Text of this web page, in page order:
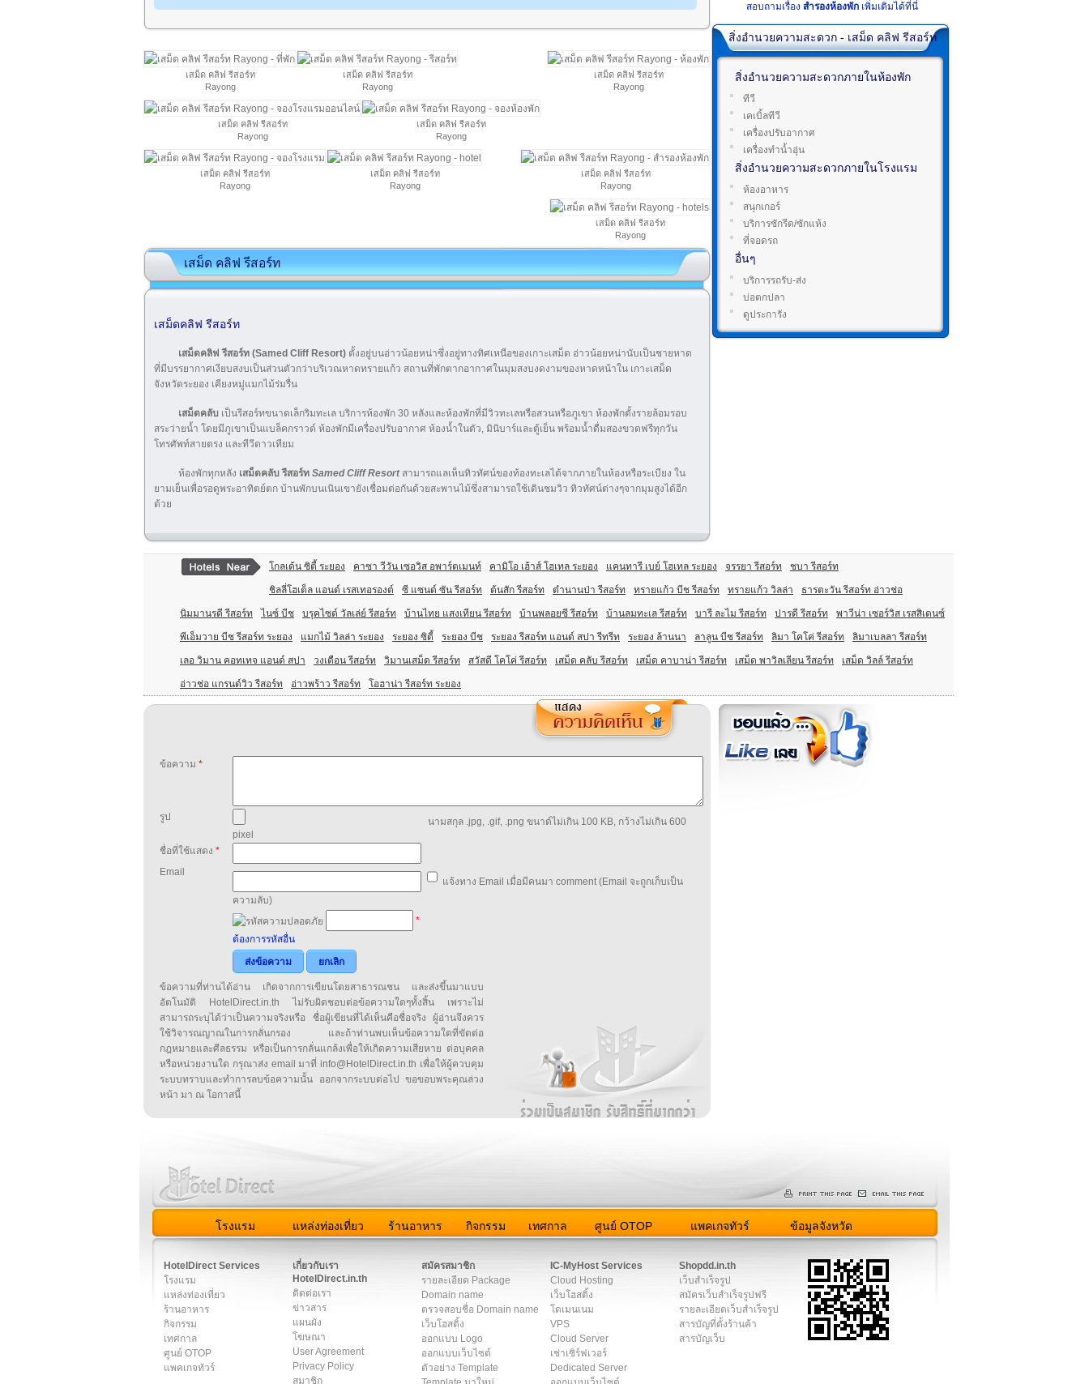
เสม็ด คลิฟ รีสอร์ท
Rayong
เสม็ด คลิฟ รีสอร์ท
Rayong
เสม็ด คลิฟ รีสอร์ท
Rayong
เสม็ด คลิฟ รีสอร์ท
Rayong
เสม็ด คลิฟ รีสอร์ท
Rayong
เสม็ด คลิฟ รีสอร์ท
Rayong
เสม็ด คลิฟ รีสอร์ท
Rayong
เสม็ด คลิฟ รีสอร์ท
Rayong
เสม็ด คลิฟ รีสอร์ท
Rayong
เสม็ด คลิฟ รีสอร์ท
เสม็ดคลิฟ รีสอร์ท
เสม็ดคลิฟ รีสอร์ท (Samed Cliff Resort) ตั้งอยู่บนอ่าวน้อยหน่าซึ่งอยู่ทางทิศเหนือของเกาะเสม็ด อ่าวน้อยหน่านับเป็นชายหาด
ที่มีบรรยากาศเงียบสงบเป็นส่วนตัวกว่าบริเวณหาดทรายแก้ว สถานที่พักตากอากาศในมุมสงบงดงามของหาดหน้าใน เกาะเสม็ด
จังหวัดระยอง เคียงหมู่แมกไม้ร่มรื่น
เสม็ดคลับ เป็นรีสอร์ทขนาดเล็กริมทะเล บริการห้องพัก 30 หลังและห้องพักที่มีวิวทะเลหรือสวนหรือภูเขา ห้องพักตั้งรายล้อมรอบ
สระว่ายน้ำ โดยมีภูเขาเป็นแบล็คกราวด์ ห้องพักมีเครื่องปรับอากาศ ห้องน้ำในตัว, มินิบาร์และตู้เย็น พร้อมน้ำดื่มสองขวดฟรีทุกวัน
โทรศัพท์สายตรง และทีวีดาวเทียม
ห้องพักทุกหลัง เสม็ดคลับ รีสอร์ท Samed Cliff Resort สามารถแลเห็นทิวทัศน์ของท้องทะเลได้จากภายในห้องหรือระเบียง ใน
ยามเย็นเพื่อรอดูพระอาทิตย์ตก บ้านพักบนเนินเขายังเชื่อมต่อกันด้วยสะพานไม้ซึ่งสามารถใช้เดินชมวิว ทิวทัศน์ต่างๆจากมุมสูงได้อีก
ด้วย
สอบถามเรื่อง สำรองห้องพัก เพิ่มเติมได้ที่นี่
สิ่งอำนวยความสะดวก - เสม็ด คลิฟ รีสอร์ท
สิ่งอำนวยความสะดวกภายในห้องพัก
ทีวี
เคเบิ้ลทีวี
เครื่องปรับอากาศ
เครื่องทำน้ำอุ่น
สิ่งอำนวยความสะดวกภายในโรงแรม
ห้องอาหาร
สนุกเกอร์
บริการซักรีด/ซักแห้ง
ที่จอดรถ
อื่นๆ
บริการรถรับ-ส่ง
บ่อตกปลา
ดูประการัง
โกลเด้น ซิตี้ ระยอง คาซา วีวัน เซอวิส อพาร์ตเมนท์ คามิโอ เฮ้าส์ โฮเทล ระยอง แคนทารี เบย์ โฮเทล ระยอง จรรยา รีสอร์ท ชบา รีสอร์ท
ชิลลี่โฮเต็ล แอนด์ เรสเทอรองต์ ซี แซนด์ ซัน รีสอร์ท ต้นสัก รีสอร์ท ตำนานป่า รีสอร์ท ทรายแก้ว บีช รีสอร์ท ทรายแก้ว วิลล่า ธารตะวัน รีสอร์ท อ่าวช่อ
นิมมานรดี รีสอร์ท ไนซ์ บีช บรุคไซด์ วัลเล่ย์ รีสอร์ท บ้านไทย แสงเทียน รีสอร์ท บ้านพลอยซี รีสอร์ท บ้านลมทะเล รีสอร์ท บารี ละไม รีสอร์ท ปารดี รีสอร์ท พาวีน่า เซอร์วิส เรสสิเดนซ์
พีเอ็มวาย บีช รีสอร์ท ระยอง แมกไม้ วิลล่า ระยอง ระยอง ซิตี้ ระยอง บีช ระยอง รีสอร์ท แอนด์ สปา รีทรีท ระยอง ล้านนา ลาลูน บีช รีสอร์ท ลิมา โคโค่ รีสอร์ท ลิมาเบลลา รีสอร์ท
เลอ วิมาน คอทเทจ แอนด์ สปา วงเดือน รีสอร์ท วิมานเสม็ด รีสอร์ท สวัสดี โคโค่ รีสอร์ท เสม็ด คลับ รีสอร์ท เสม็ด คาบาน่า รีสอร์ท เสม็ด พาวิลเลียน รีสอร์ท เสม็ด วิลล์ รีสอร์ท
อ่าวช่อ แกรนด์วิว รีสอร์ท อ่าวพร้าว รีสอร์ท โอฮาน่า รีสอร์ท ระยอง
ข้อความ *
รูป
นามสกุล .jpg, .gif, .png ขนาด์ไม่เกิน 100 KB, กว้างไม่เกิน 600
pixel
ชื่อที่ใช้แสดง *
Email
แจ้งทาง Email เมื่อมีคนมา comment (Email จะถูกเก็บเป็น
ความลับ)
*
ต้องการรหัสอื่น
ส่งข้อความ
ยกเลิก
ข้อความที่ท่านได้อ่าน เกิดจากการเขียนโดยสาธารณชน และส่งขึ้นมาแบบ
อัตโนมัติ HotelDirect.in.th ไม่รับผิดชอบต่อข้อความใดๆทั้งสิ้น เพราะไม่
สามารถระบุได้ว่าเป็นความจริงหรือ ชื่อผู้เขียนที่ได้เห็นคือชื่อจริง ผู้อ่านจึงควร
ใช้วิจารณญาณในการกลั่นกรอง และถ้าท่านพบเห็นข้อความใดที่ขัดต่อ
กฎหมายและศีลธรรม หรือเป็นการกลั่นแกล้งเพื่อให้เกิดความเสียหาย ต่อบุคคล
หรือหน่วยงานใด กรุณาส่ง email มาที่ info@HotelDirect.in.th เพื่อให้ผู้ควบคุม
ระบบทราบและทำการลบข้อความนั้น ออกจากระบบต่อไป ขอขอบพระคุณล่วง
หน้า มา ณ โอกาสนี้
โรงแรม แหล่งท่องเที่ยว ร้านอาหาร กิจกรรม เทศกาล ศูนย์ OTOP แพคเกจทัวร์ ข้อมูลจังหวัด
HotelDirect Services
โรงแรม
แหล่งท่องเที่ยว
ร้านอาหาร
กิจกรรม
เทศกาล
ศูนย์ OTOP
แพคเกจทัวร์
เกี่ยวกับเรา
HotelDirect.in.th
ติดต่อเรา
ข่าวสาร
แผนผัง
โฆษณา
User Agreement
Privacy Policy
สมาชิก
สมัครสมาชิก
รายละเอียด Package
Domain name
ตรวจสอบชื่อ Domain name
เว็บโฮสติ้ง
ออกแบบ Logo
ออกแบบเว็บไซต์
ตัวอย่าง Template
IC-MyHost Services
Cloud Hosting
เว็บโฮสติ้ง
โดเมนเนม
VPS
Cloud Server
เช่าเซิร์ฟเวอร์
Dedicated Server
Shopdd.in.th
เว็บสำเร็จรูป
สมัครเว็บสำเร็จรูปฟรี
รายละเอียดเว็บสำเร็จรูป
สารบัญที่ตั้งร้านค้า
สารบัญเว็บ